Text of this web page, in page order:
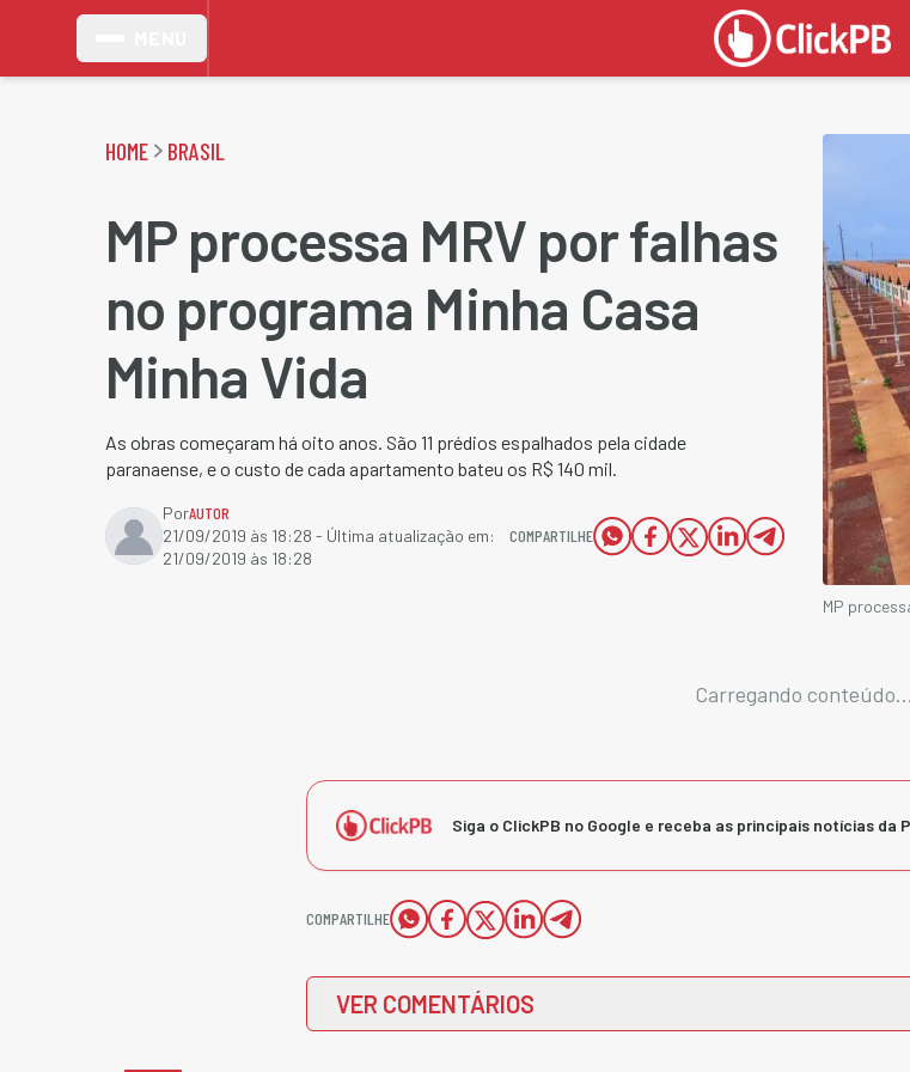
HOME BRASIL
MP processa MRV por falhas
no programa Minha Casa
Minha Vida
As obras começaram há oito anos. São 11 prédios espalhados pela cidade
paranaense, e o custo de cada apartamento bateu os R$ 140 mil.
PorAUTOR
21/09/2019 às 18:28 - Última atualização em:
21/09/2019 às 18:28
COMPARTILHE
MP
Carregando conteúdo...
Siga o ClickPB no Google e receba as principais notícias da
COMPARTILHE
VER COMENTÁRIOS